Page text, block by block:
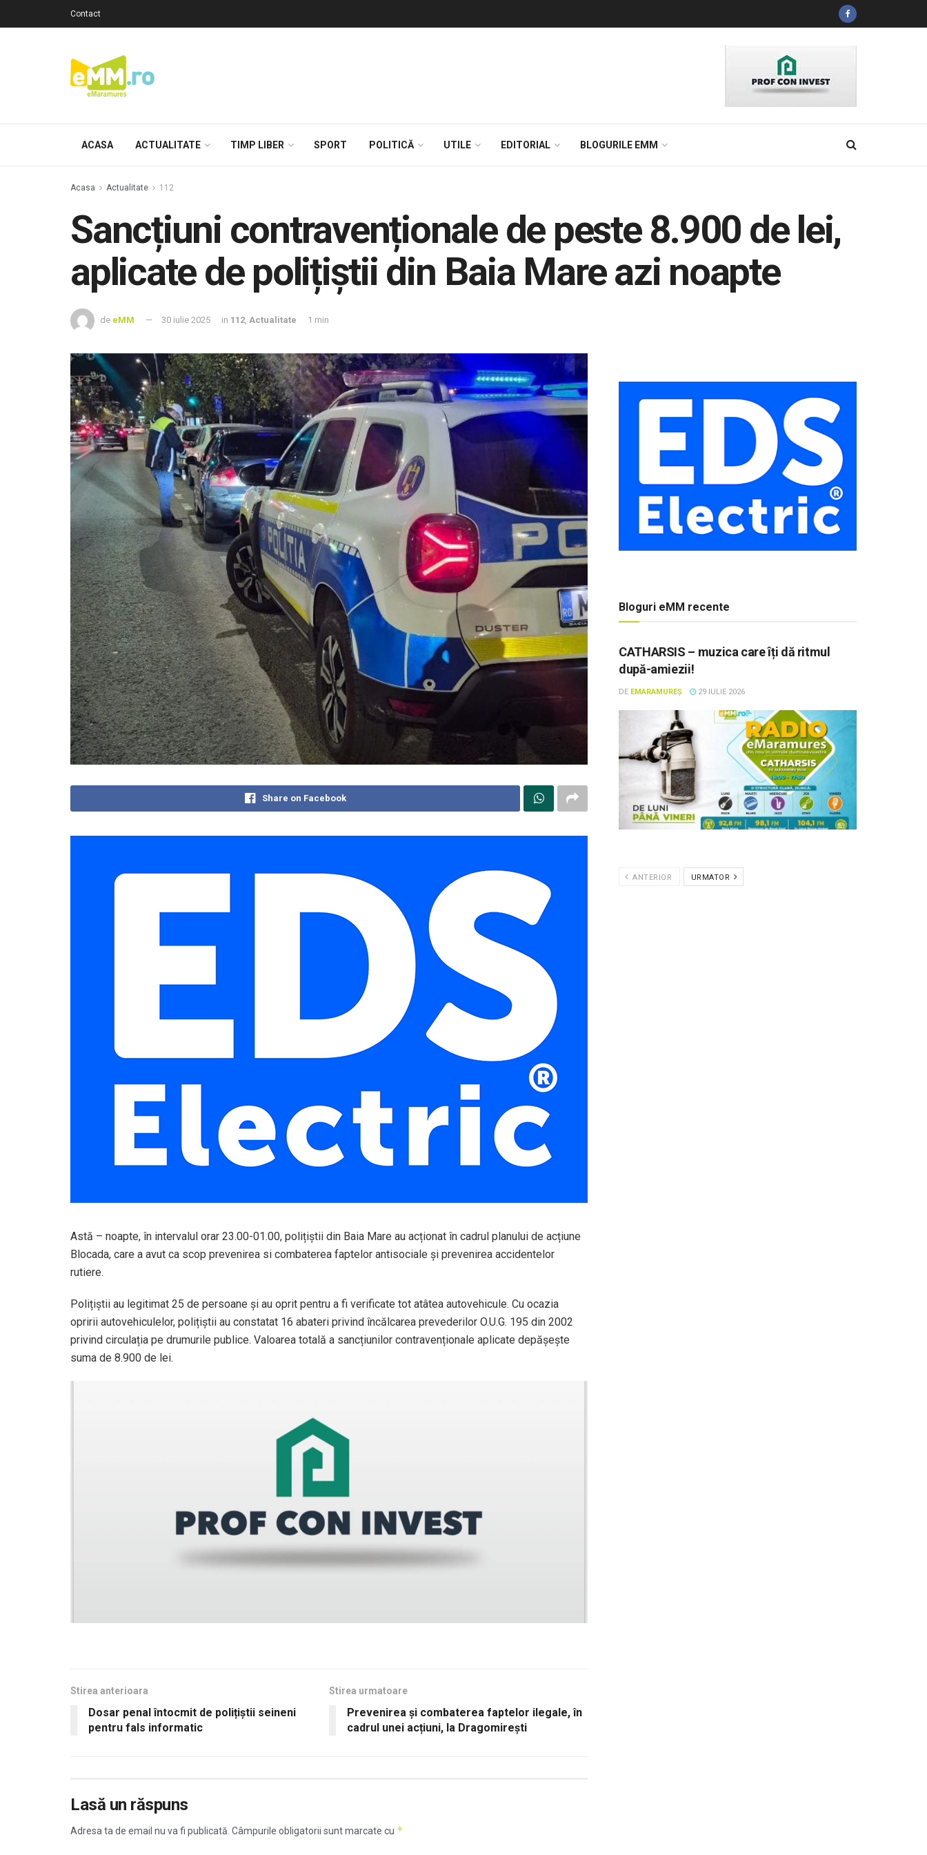
Contact
ACASA ACTUALITATE TIMP LIBER SPORT POLITICĂ UTILE EDITORIAL BLOGURILE EMM
Acasa Actualitate 112
Sancțiuni contravenționale de peste 8.900 de lei,
aplicate de polițiștii din Baia Mare azi noapte
de eMM 30 iulie 2025 in 112, Actualitate 1 min
Share on Facebook
Astă – noapte, în intervalul orar 23.00-01.00, polițiștii din Baia Mare au acționat în cadrul planului de acțiune
Blocada, care a avut ca scop prevenirea si combaterea faptelor antisociale și prevenirea accidentelor
rutiere.
Polițiștii au legitimat 25 de persoane și au oprit pentru a fi verificate tot atâtea autovehicule. Cu ocazia
opririi autovehiculelor, polițiștii au constatat 16 abateri privind încălcarea prevederilor O.U.G. 195 din 2002
privind circulația pe drumurile publice. Valoarea totală a sancțiunilor contravenționale aplicate depășește
suma de 8.900 de lei.
Stirea anterioara
Dosar penal întocmit de polițiștii seineni
pentru fals informatic
Stirea urmatoare
Prevenirea și combaterea faptelor ilegale, în
cadrul unei acțiuni, la Dragomirești
Lasă un răspuns
Adresa ta de email nu va fi publicată. Câmpurile obligatorii sunt marcate cu *
Bloguri eMM recente
CATHARSIS – muzica care îți dă ritmul
după-amiezii!
DE EMARAMUREȘ 29 IULIE 2026
ANTERIOR URMATOR